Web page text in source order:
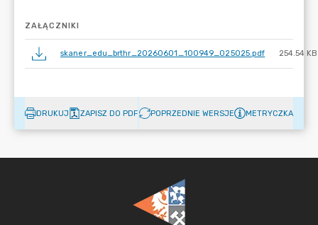
ZAŁĄCZNIKI
skaner_edu_brthr_20260601_100949_025025.pdf 254.54 KB
DRUKUJ ZAPISZ DO PDF POPRZEDNIE WERSJE METRYCZKA